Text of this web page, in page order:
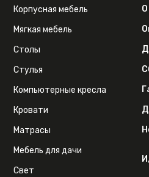
Корпусная мебель
Мягкая мебель
Столы
Стулья
Компьютерные кресла
Кровати
Матрасы
Мебель для дачи
Свет